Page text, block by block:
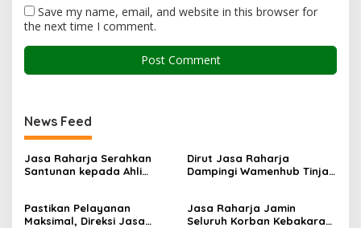
Save my name, email, and website in this browser for
the next time I comment.
News Feed
Jasa Raharja Serahkan
Santunan kepada Ahli
Dirut Jasa Raharja
Dampingi Wamenhub Tinjau
PHC Surabaya
Pastikan Pelayanan
Maksimal, Direksi Jasa
Jasa Raharja Jamin
Seluruh Korban Kebakaran